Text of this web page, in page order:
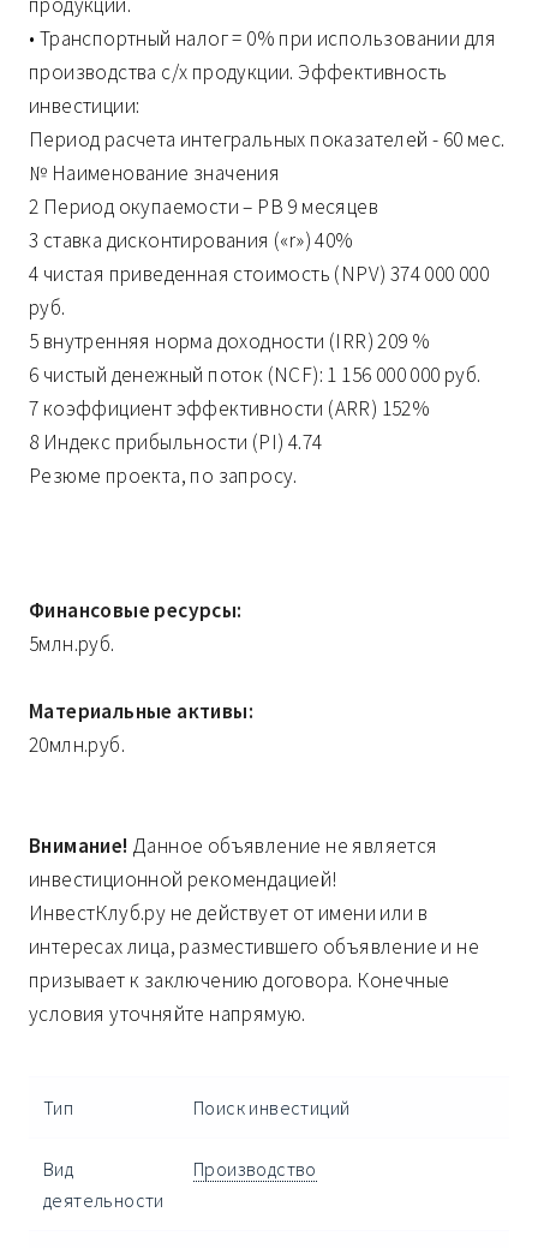
• Транспортный налог = 0% при использовании для
производства с/х продукции. Эффективность
инвестиции:
Период расчета интегральных показателей - 60 мес.
№ Наименование значения
2 Период окупаемости – PB 9 месяцев
3 ставка дисконтирования («r») 40%
4 чистая приведенная стоимость (NPV) 374 000 000
руб.
5 внутренняя норма доходности (IRR) 209 %
6 чистый денежный поток (NCF): 1 156 000 000 руб.
7 коэффициент эффективности (ARR) 152%
8 Индекс прибыльности (PI) 4.74
Резюме проекта, по запросу.
Финансовые ресурсы:
5млн.руб.
Материальные активы:
20млн.руб.
Внимание! Данное объявление не является
инвестиционной рекомендацией!
ИнвестКлуб.ру не действует от имени или в
интересах лица, разместившего объявление и не
призывает к заключению договора. Конечные
условия уточняйте напрямую.
Тип Поиск инвестиций
Вид
деятельности
Производство